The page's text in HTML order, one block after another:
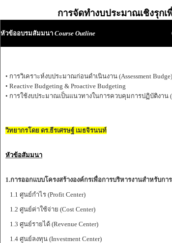
การจัดทำงบประมาณเชิงรุก
หัวข้ออบรมสัมมนา Course Outline
• การวิเคราะห์งบประมาณก่อนดำเนินงาน (Assessment Budge)
• Reactive Budgeting & Proactive Budgeting
• การใช้งบประมาณเป็นแนวทางในการควบคุมการปฏิบัติงาน
วิทยากรโดย ดร.ธีรเศรษฐ์ เมธจิรนนท์
หัวข้อสัมมนา
1.การออกแบบโครงสร้างองค์กรเพื่อการบริหารงานสำหรับก
1.1 ศูนย์กำไร (Profit Center)
1.2 ศูนย์ค่าใช้จ่าย (Cost Center)
1.3 ศูนย์รายได้ (Revenue Center)
1.4 ศูนย์ลงทุน (Investment Center)